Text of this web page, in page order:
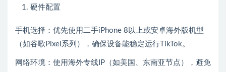
硬件配置
手机选择：优先使用二手iPhone 8以上或安卓海外版机型
（如谷歌Pixel系列），确保设备能稳定运行TikTok。
网络环境：使用海外专线IP（如美国、东南亚节点），避免